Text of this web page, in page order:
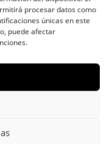
procesar datos como
únicas en este
puede afectar
Lanchas Ibiza |